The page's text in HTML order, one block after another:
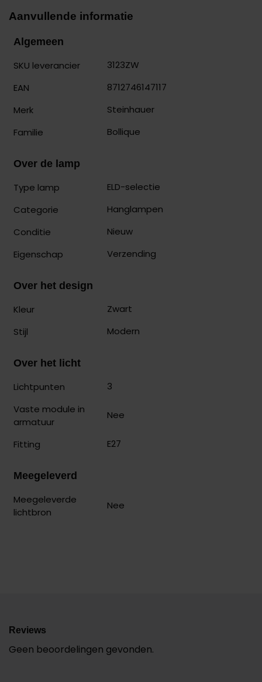
Aanvullende informatie
Algemeen
SKU leverancier
3123ZW
EAN
8712746147117
Merk
Steinhauer
Familie
Bollique
Over de lamp
Type lamp
ELD-selectie
Categorie
Hanglampen
Conditie
Nieuw
Eigenschap
Verzending
Over het design
Kleur
Zwart
Stijl
Modern
Over het licht
Lichtpunten
3
Vaste module in
armatuur
Nee
Fitting E27
Meegeleverd
Meegeleverde
lichtbron
Nee
Reviews
Geen beoordelingen gevonden.